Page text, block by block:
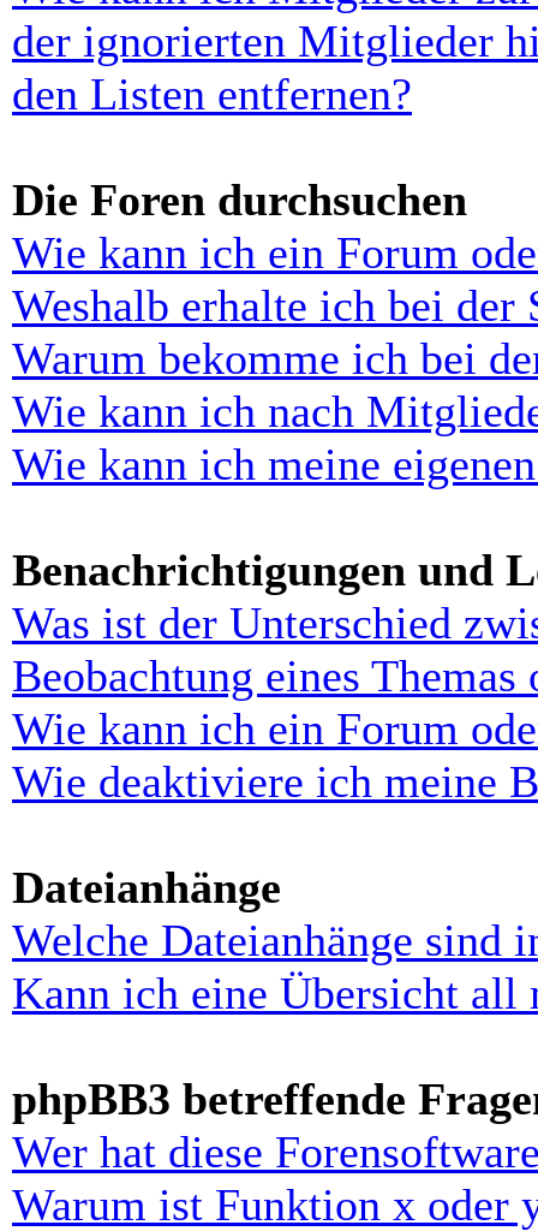
der ignorierten Mitglieder
den Listen entfernen?
Die Foren durchsuchen
Wie kann ich ein Forum
Weshalb erhalte ich bei der
Warum bekomme ich bei
Wie kann ich nach
Wie kann ich meine
Benachrichtigungen und
Was ist der Unterschied
Beobachtung eines Themas
Wie kann ich ein Forum
Wie deaktiviere ich meine
Dateianhänge
Welche Dateianhänge sind
Kann ich eine Übersicht all
phpBB3 betreffende
Wer hat diese
Warum ist Funktion x oder